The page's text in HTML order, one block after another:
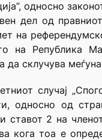
односно
дел од
на
на Република
да склучува
случај
односно од
ставот 2 на
кога тоа е